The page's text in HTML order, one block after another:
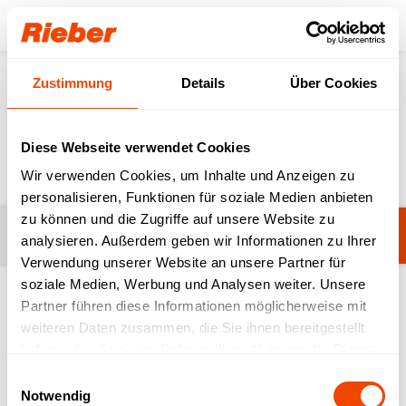
Zustimmung Details Über Cookies
Diese Webseite verwendet Cookies
Wir verwenden Cookies, um Inhalte und Anzeigen zu
personalisieren, Funktionen für soziale Medien anbieten
zu können und die Zugriffe auf unsere Website zu
analysieren. Außerdem geben wir Informationen zu Ihrer
Verwendung unserer Website an unsere Partner für
soziale Medien, Werbung und Analysen weiter. Unsere
Partner führen diese Informationen möglicherweise mit
weiteren Daten zusammen, die Sie ihnen bereitgestellt
Notwendig
Login
Zubereiten & Ausgeben
Ausgabelösungen
catering kitchen System Filter
1-20 von 68 Produkten